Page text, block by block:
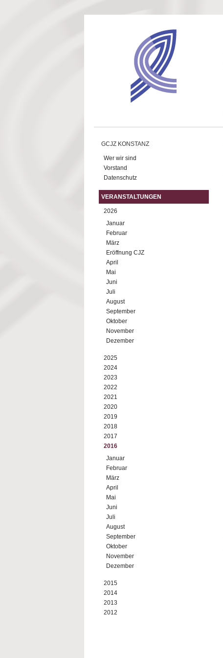
GCJZ KONSTANZ
Wer wir sind
Vorstand
Datenschutz
VERANSTALTUNGEN
2026
Januar
Februar
März
Eröffnung CJZ
April
Mai
Juni
Juli
August
September
Oktober
November
Dezember
2025
2024
2023
2022
2021
2020
2019
2018
2017
2016
Januar
Februar
März
April
Mai
Juni
Juli
August
September
Oktober
November
Dezember
2015
2014
2013
2012